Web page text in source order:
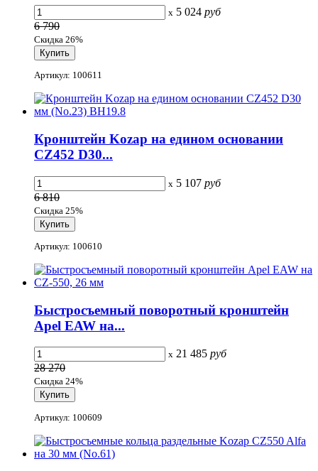
x 5 024 руб
6 790
Скидка 26%
Артикул: 100611
Кронштейн Kozap на едином основании
CZ452 D30...
x 5 107 руб
6 810
Скидка 25%
Артикул: 100610
Быстросъемный поворотный кронштейн
Apel EAW на...
x 21 485 руб
28 270
Скидка 24%
Артикул: 100609